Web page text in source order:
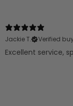
Jackie T.
Verified
Excellent service,